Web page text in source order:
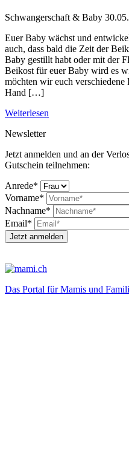
Schwangerschaft & Baby
Euer Baby wächst und
auch, dass bald die Zeit der
Baby gestillt habt oder mit der
Beikost für euer Baby wird es
möchten wir euch
Hand […]
Weiterlesen
Newsletter
Jetzt anmelden und an der
Gutschein teilnehmen:
Anrede*
Vorname*
Nachname*
Email*
Jetzt anmelden
Das Portal für Mamis und